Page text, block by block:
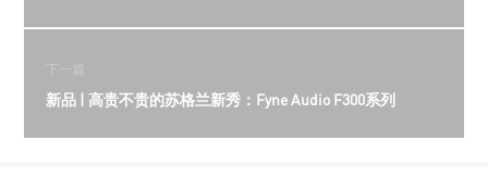
下一篇
新品 | 高贵不贵的苏格兰新秀：Fyne Audio F300系列